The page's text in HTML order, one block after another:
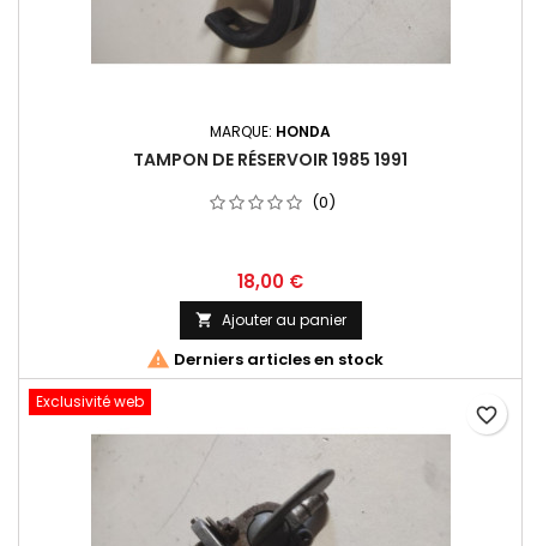
MARQUE: HONDA
TAMPON DE RÉSERVOIR 1985 1991
(0)
18,00 €
 Ajouter au panier
 Derniers articles en stock
Exclusivité web
favorite_border